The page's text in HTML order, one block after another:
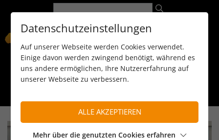
089 / 8 11 90 15
Datenschutzeinstellungen
Auf unserer Webseite werden Cookies verwendet.
Einige davon werden zwingend benötigt, während es
uns andere ermöglichen, Ihre Nutzererfahrung auf
unserer Webseite zu verbessern.
ALLE AKZEPTIEREN
Mehr über die genutzten Cookies erfahren